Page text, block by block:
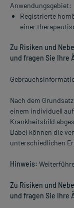
Anwendungsgebiet:
Registrierte
einer
Zu Risiken und
und fragen Sie Ihre
Nach dem
einem individuell
Krankheitsbild
Dabei können die
unterschiedlichen
Hinweis:
Zu Risiken und
und fragen Sie Ihre